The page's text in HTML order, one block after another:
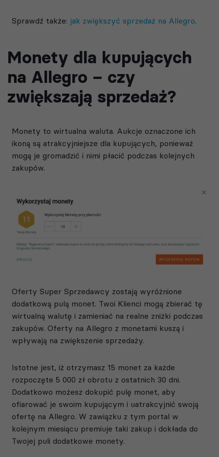
Sprawdź także: jak zwiększyć sprzedaż na Allegro.
Monety dla kupujących
na Allegro – czy
zwiększają sprzedaż?
Monety to wirtualna waluta. Aukcje oznaczone ich
ikoną są atrakcyjniejsze dla kupujących, ponieważ
mogą je gromadzić i nimi płacić podczas kolejnych
zakupów.
Oferty Super Sprzedawcy zostają wyróżnione
dodatkową pulą monet. Twoi Klienci mogą zbierać tę
wirtualną walutę i zamieniać na realne zniżki podczas
zakupów. Oferty na Allegro z monetami kuszą i
wpływają na zwiększenie sprzedaży.
Istotne jest, iż otrzymasz 15 monet za każde
rozpoczęte 5 000 zł obrotu z ostatnich 30 dni.
Dodatkowo możesz dokupić pulę monet, aby
ofiarować je swoim kupującym i uatrakcyjnić swoją
ofertę na Allegro. W zawiązku z tym portal w
kolejnym miesiącu premiuje taki zakup i dokłada do
Twojej puli dodatkowe monety.